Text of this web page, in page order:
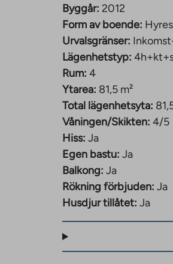
Byggår: 2012
Form av boende:
Urvalsgränser:
Lägenhetstyp:
Rum: 4
Ytarea: 81,5 m²
Total lägenhetsyta:
Våningen/Skikten: 4/5
Hiss: Ja
Egen bastu: Ja
Balkong: Ja
Rökning förbjuden: Ja
Husdjur tillåtet: Ja